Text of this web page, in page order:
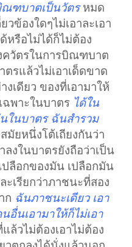
ณฑบาตเป็นวัตรหมด
วข้องใดๆไม่เอาละเอา
หรือไม่ได้ก็ไม่ต้อง
ควัตรในการบิณฑบาต
ตรแล้วไม่เอาเด็ดขาด
งเดียว ของที่เอามาให้
ฉพาะในบาตร ได้ใน
ในบาตร ฉันสำรวม
มัยหนึ่งโต้เถียงกันว่า
ลงในบาตรยังถือว่าเป็น
ปลือกของมัน เปลือกมัน
เรียกว่าภาชนะที่สอง
ก ฉันภาชนะเดียว เอา
อื่นเอามาให้ก็ไม่เอา
ล้วไม่ต้องเอาไม่ต้อง